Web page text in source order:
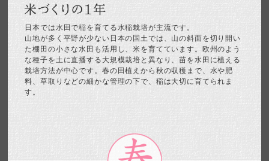
日本では水田で稲を育てる水稲栽培が主流です。
山地が多く平野が少ない日本の国土では、山の斜面を切り開い
た棚田の小さな水田も活用し、米を育てています。欧州のよう
な種子を土に直播する大規模栽培と異なり、苗を水田に植える
栽培方法が中心です。春の田植えから秋の収穫まで、水や肥
料、草取りなどの細かな管理の下で、稲は大切に育てられま
す。